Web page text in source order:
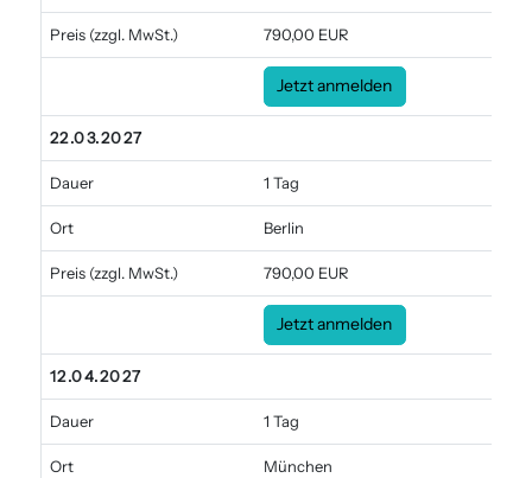
Preis (zzgl. MwSt.) 790,00 EUR
Jetzt anmelden
22.03.2027
Dauer 1 Tag
Ort Berlin
Preis (zzgl. MwSt.) 790,00 EUR
Jetzt anmelden
12.04.2027
Dauer 1 Tag
Ort München